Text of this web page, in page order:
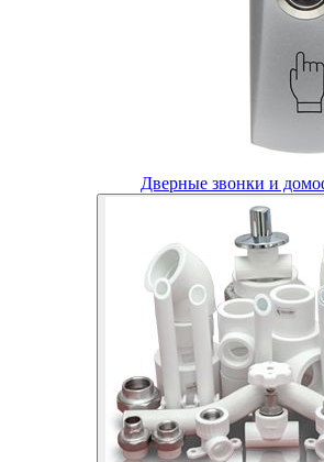
Дверные звонки и